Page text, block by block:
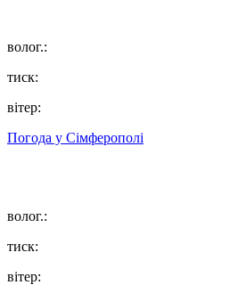
волог.:
тиск:
вітер:
Погода у Сімферополі
волог.:
тиск:
вітер: